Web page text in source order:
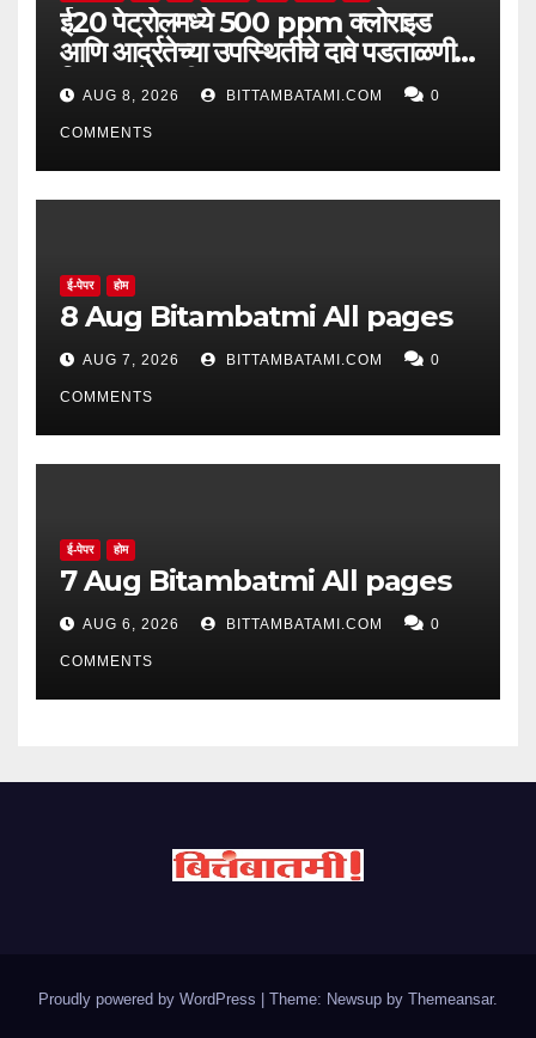
ई20 पेट्रोलमध्ये 500 ppm क्लोराइड
आणि आर्द्रतेच्या उपस्थितीचे दावे पडताळणीत
सिद्ध झाले नाहीत
AUG 8, 2026 BITTAMBATAMI.COM 0
COMMENTS
ई-पेपर होम
8 Aug Bitambatmi All pages
AUG 7, 2026 BITTAMBATAMI.COM 0
COMMENTS
ई-पेपर होम
7 Aug Bitambatmi All pages
AUG 6, 2026 BITTAMBATAMI.COM 0
COMMENTS
Proudly powered by WordPress Theme: Newsup by Themeansar.